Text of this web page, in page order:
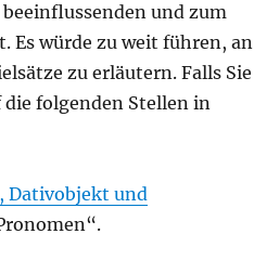
und zum
Es würde zu weit führen, an
zu erläutern. Falls Sie
folgenden Stellen in
Dativobjekt und